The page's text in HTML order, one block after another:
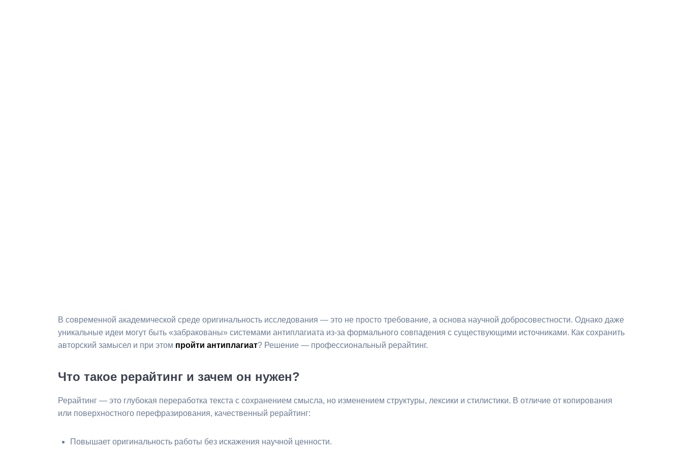
В современной академической среде оригинальность исследования — это не просто требование, а основа научной добросовестности. Однако даже
уникальные идеи могут быть «забракованы» системами антиплагиата из-за формального совпадения с существующими источниками. Как сохранить
авторский замысел и при этом пройти антиплагиат? Решение — профессиональный рерайтинг.
Что такое рерайтинг и зачем он нужен?
Рерайтинг — это глубокая переработка текста с сохранением смысла, но изменением структуры, лексики и стилистики. В отличие от копирования
или поверхностного перефразирования, качественный рерайтинг:
Повышает оригинальность работы без искажения научной ценности.